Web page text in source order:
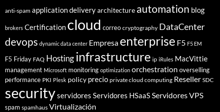
anti-spam application deliveryarchitecture automation blog
brokers Certification cloud correo cryptography DataCenter
devops dynamic data center Empresa enterprise F5 F5 EM
F5 Friday FAQ Hostinginfrastructure ip iRules MacVittie
management Microsoft monitoring optimization orchestration overselling
performance PKI Plesk policy precio private cloud computing Reseller SDC
securityservidores Servidores HSaaSServidores VPS
spam spamhaus Virtualización